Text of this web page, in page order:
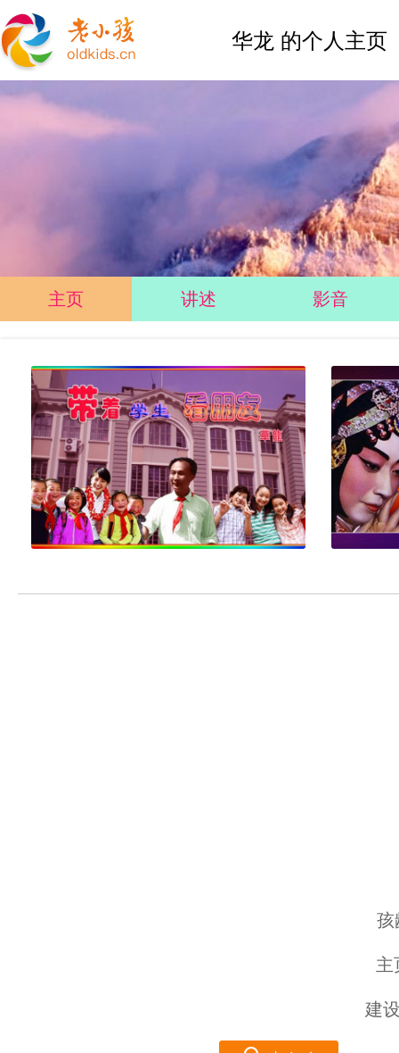
华龙 的个人主页
主页 讲述 影音
孩
主
建